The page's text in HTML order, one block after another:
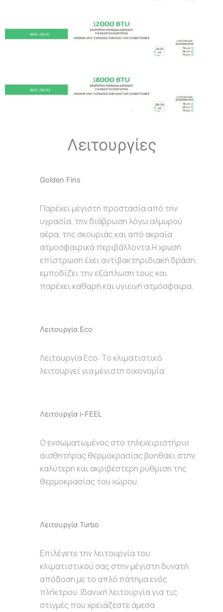
Λειτουργίες
Golden Fins
Παρέχει μέγιστη προστασία από την
υγρασία, την διάβρωση λόγω αλμυρού
αέρα, της σκουριάς και από ακραία
ατμοσφαιρικά περιβάλλοντα.Η χρυσή
επίστρωση έχει αντιβακτηριδιακή δράση,
εμποδίζει την εξάπλωση τους και
παρέχει καθαρή και υγιεινή ατμόσφαιρα.
Λειτουργία Eco
Λειτουργία Eco: To κλιματιστικό
λειτουργεί για μέγιστη οικονομία
Λειτουργία i-FEEL
Ο ενσωματωμένος στο τηλεχειριστήριο
αισθητήρας θερμοκρασίας βοηθάει στην
καλύτερη και ακριβέστερη ρύθμιση της
θερμοκρασίας του χώρου.
Λειτουργία Turbo
Επιλέγετε την λειτουργία του
κλιματιστικού σας στην μέγιστη δυνατή
απόδοση με το απλό πάτημα ενός
πλήκτρου. Ιδανική λειτουργία για τις
στιγμές που χρειάζεστε άμεσα